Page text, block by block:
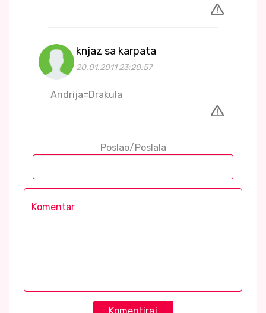
knjaz sa karpata
20.01.2011 23:20:57
Andrija=Drakula
Poslao/Poslala